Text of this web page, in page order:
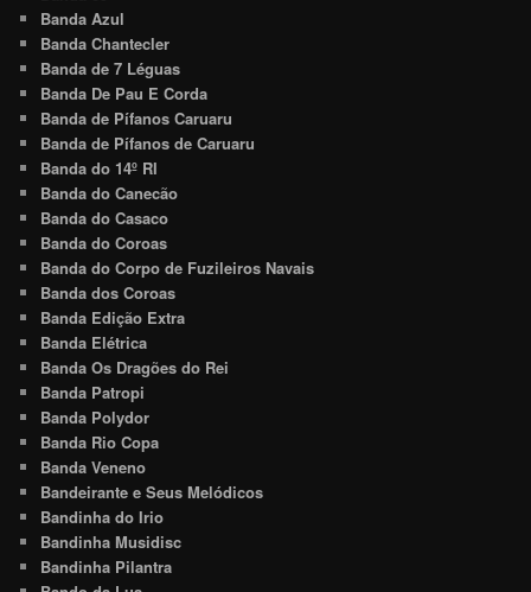
Banda Azul
Banda Chantecler
Banda de 7 Léguas
Banda De Pau E Corda
Banda de Pífanos Caruaru
Banda de Pífanos de Caruaru
Banda do 14º RI
Banda do Canecão
Banda do Casaco
Banda do Coroas
Banda do Corpo de Fuzileiros Navais
Banda dos Coroas
Banda Edição Extra
Banda Elétrica
Banda Os Dragões do Rei
Banda Patropi
Banda Polydor
Banda Rio Copa
Banda Veneno
Bandeirante e Seus Melódicos
Bandinha do Irio
Bandinha Musidisc
Bandinha Pilantra